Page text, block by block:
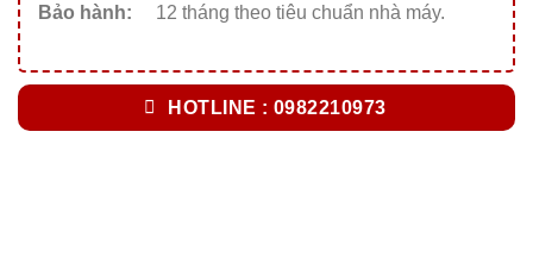
Bảo hành: 12 tháng theo tiêu chuẩn nhà máy.
HOTLINE : 0982210973